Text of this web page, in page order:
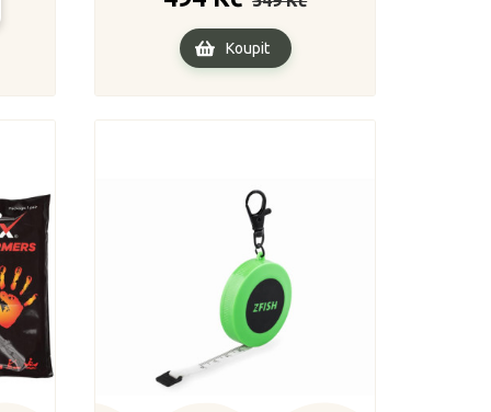
cena
Koupit